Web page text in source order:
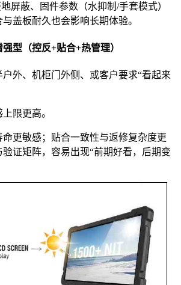
屏蔽、固件参数（水抑制/手套模式）
盖板耐久也会影响长期体验。
型（控反+贴合+热管理）
外、机柜门外侧、或客户要求“看起来
限更高。
更敏感；贴合一致性与返修复杂度更
证矩阵，容易出现“前期好看，后期变